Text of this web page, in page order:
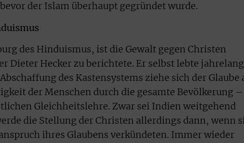
der Islam überhaupt gegründet wurde.
des Hinduismus, ist die Gewalt gegen Christen
Dieter Hecker zu berichtete. Er selbst lebte jahrelang
des Kastensystems ziehe sich der Glaube
der Menschen durch die gesamte Bevölkerung –
Gleichheitslehre. Zwar sei Indien weitgehend
die Stellung der Christen allerdings dann, wenn
ihres Glaubens verkündeten. Immer wieder